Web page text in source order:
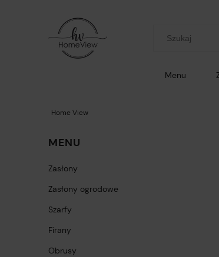
Menu
Home View
MENU
Zasłony
Zasłony ogrodowe
Szarfy
Firany
Obrusy